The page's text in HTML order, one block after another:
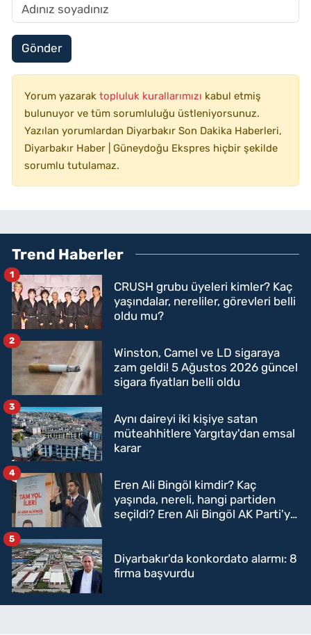
Gönder
Yorum yazarak topluluk kurallarımızı kabul etmiş
bulunuyor ve tüm sorumluluğu üstleniyorsunuz.
Yazılan yorumlardan Diyarbakır Son Dakika Haberleri,
Diyarbakır Haber | Güneydoğu Ekspres hiçbir şekilde
sorumlu tutulamaz.
Trend Haberler
CRUSH grubu üyeleri kimler? Kaç
yaşındalar, nereliler, görevleri belli
oldu mu?
1
Winston, Camel ve LD sigaraya
zam geldi! 5 Ağustos 2026 güncel
sigara fiyatları belli oldu
2
Aynı daireyi iki kişiye satan
müteahhitlere Yargıtay'dan emsal
karar
3
Eren Ali Bingöl kimdir? Kaç
yaşında, nereli, hangi partiden
seçildi? Eren Ali Bingöl AK Parti'ye
4
Diyarbakır'da konkordato alarmı: 8
firma başvurdu
5